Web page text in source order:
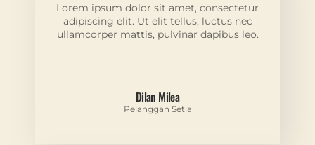
Lorem ipsum dolor sit amet, consectetur
adipiscing elit. Ut elit tellus, luctus nec
ullamcorper mattis, pulvinar dapibus leo.
Dilan Milea
Pelanggan Setia